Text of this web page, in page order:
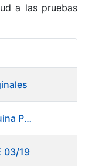
a las pruebas
Jefe de Unidad (Fabricación-Máquina Papel) en Fábrica de Papel (Burgos)
03/19